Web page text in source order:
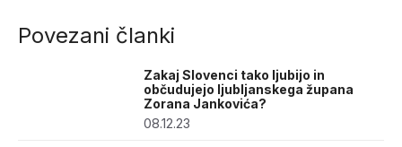
Povezani članki
Zakaj Slovenci tako ljubijo in
občudujejo ljubljanskega župana
Zorana Jankovića?
08.12.23